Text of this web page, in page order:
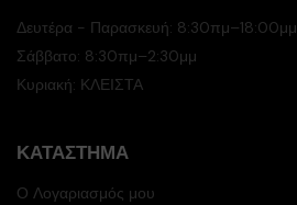
Δευτέρα - Παρασκευή: 8:30πμ–18:00μμ
Σάββατο: 8:30πμ–2:30μμ
Κυριακή: ΚΛΕΙΣΤΑ
ΚΑΤΆΣΤΗΜΑ
Ο Λογαριασμός μου